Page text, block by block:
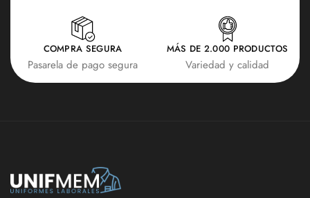
COMPRA SEGURA
Pasarela de pago segura
MÁS DE 2.000 PRODUCTOS
Variedad y calidad